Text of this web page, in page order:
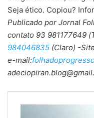
Seja ético. Copiou?
Publicado por Jornal
contato 93 981177649
984046835 (Claro) -
e-mail: